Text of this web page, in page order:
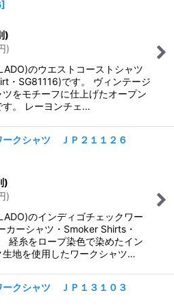
]
)
)
のウエストコーストシャツ
・SG81116)です。 ヴィンテージ
をモチーフに仕上げたオープン
す。 レーヨンチェ…
クシャツ ＪＰ２１１２６
)
)
のインディゴチェックワー
カーシャツ・Smoker Shirts・
経糸をロープ染色で染めたイン
生地を使用したワークシャツ…
クシャツ ＪＰ１３１０３